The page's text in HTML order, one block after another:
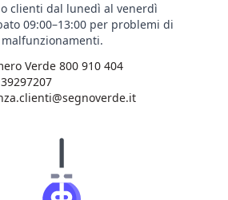
clienti dal lunedì al venerdì
09:00–13:00 per problemi di
Verde 800 910 404